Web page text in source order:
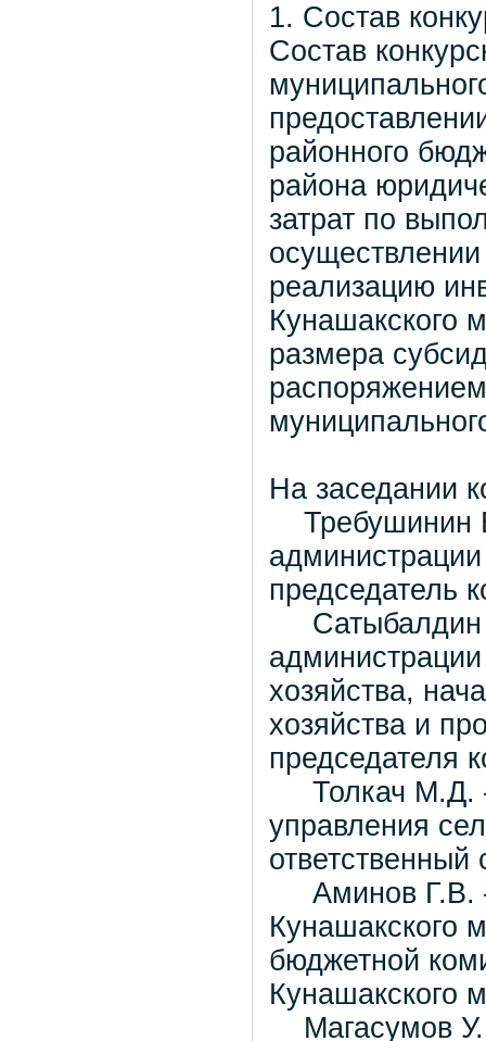
1. Состав
Состав
районного
района
затрат по
реализацию
Кунашакского
размера
На заседании
Требушинин
председатель
Сатыбалдин
хозяйства,
хозяйства и
председателя
Толкач М.Д. –
управления
ответственный
Аминов Г.В. –
Кунашакского
бюджетной
Кунашакского
Магасумов